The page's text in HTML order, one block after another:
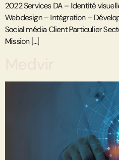
2022 Services DA – Identité
Webdesign – Intégration –
Social média Client Particulier
Mission […]